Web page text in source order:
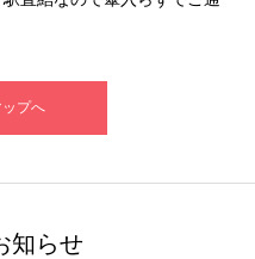
プへ
知らせ